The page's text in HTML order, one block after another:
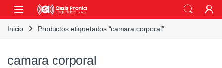
Skip to navigation
Skip to content
Inicio Productos etiquetados “camara corporal”
camara corporal